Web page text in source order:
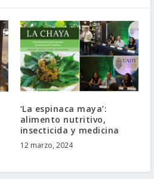
‘La espinaca maya’:
alimento nutritivo,
insecticida y medicina
12 marzo, 2024